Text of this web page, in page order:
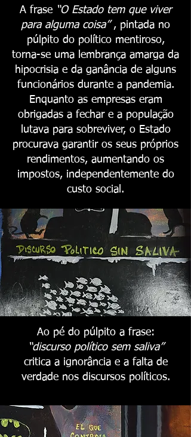
A frase “O Estado tem que viver
para alguma coisa”, pintada no
púlpito do político mentiroso,
torna-se uma lembrança amarga da
hipocrisia e da ganância de alguns
funcionários durante a pandemia.
Enquanto as empresas eram
obrigadas a fechar e a população
lutava para sobreviver, o Estado
procurava garantir os seus próprios
rendimentos, aumentando os
impostos, independentemente do
custo social.
Ao pé do púlpito a frase:
“discurso político sem saliva”
critica a ignorância e a falta de
verdade nos discursos políticos.